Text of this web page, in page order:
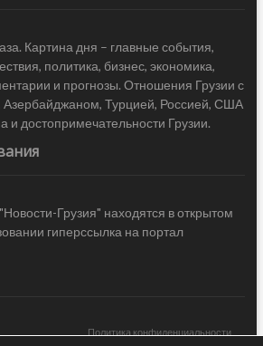
Картина дня – главные события,
политика, бизнес, экономика,
и прогнозы. Отношения Грузии с
Азербайджаном, Турцией, Россией, США
и достопримечательности Грузии.
Грузия" находятся в открытом
гиперссылка на портал
Политика конфиденциальности